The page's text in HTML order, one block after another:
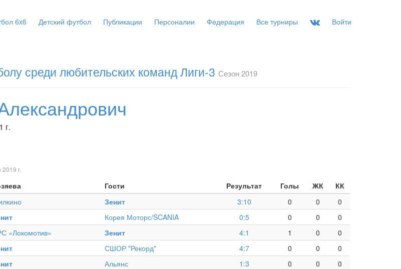
6x6 Детский футбол Публикации Персоналии Федерация Все турниры Войти
среди любительских команд Лиги-3 Сезон 2019
г.
г.
Гости Результат Голы ЖК
КК
Зенит 3:10 0 0
0
Корея Моторс/SCANIA 0:5 0 0
0
«Локомотив» Зенит 4:1 1 0
0
СШОР "Рекорд" 4:7 0 0
0
Альянс 1:3 0 0
0